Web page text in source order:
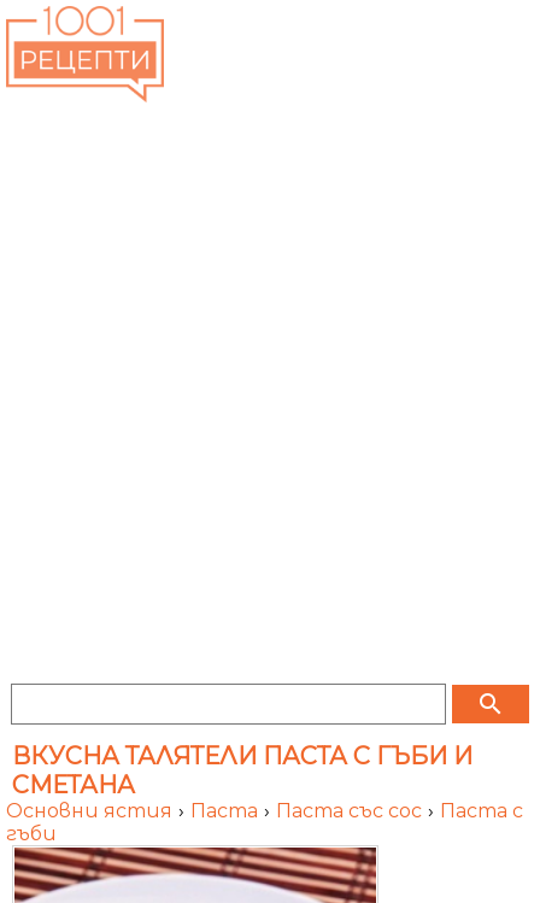
search
ВКУСНА ТАЛЯТЕЛИ ПАСТА С ГЪБИ И
СМЕТАНА
Основни ястия › Паста › Паста със сос › Паста с
гъби